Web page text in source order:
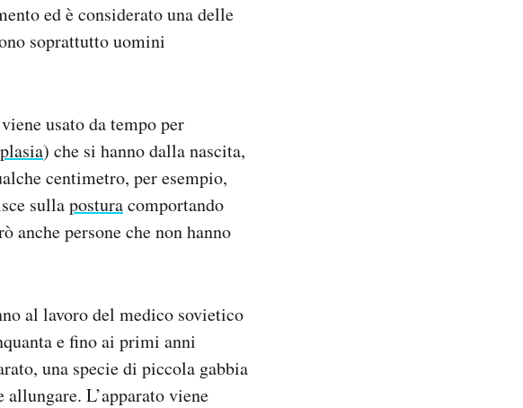
ed è considerato una delle
soprattutto uomini
usato da tempo per
) che si hanno dalla nascita,
centimetro, per esempio,
sullaposturacomportando
persone che non hanno
al lavoro del medico sovietico
e fino ai primi anni
una specie di piccola gabbia
L’apparato viene